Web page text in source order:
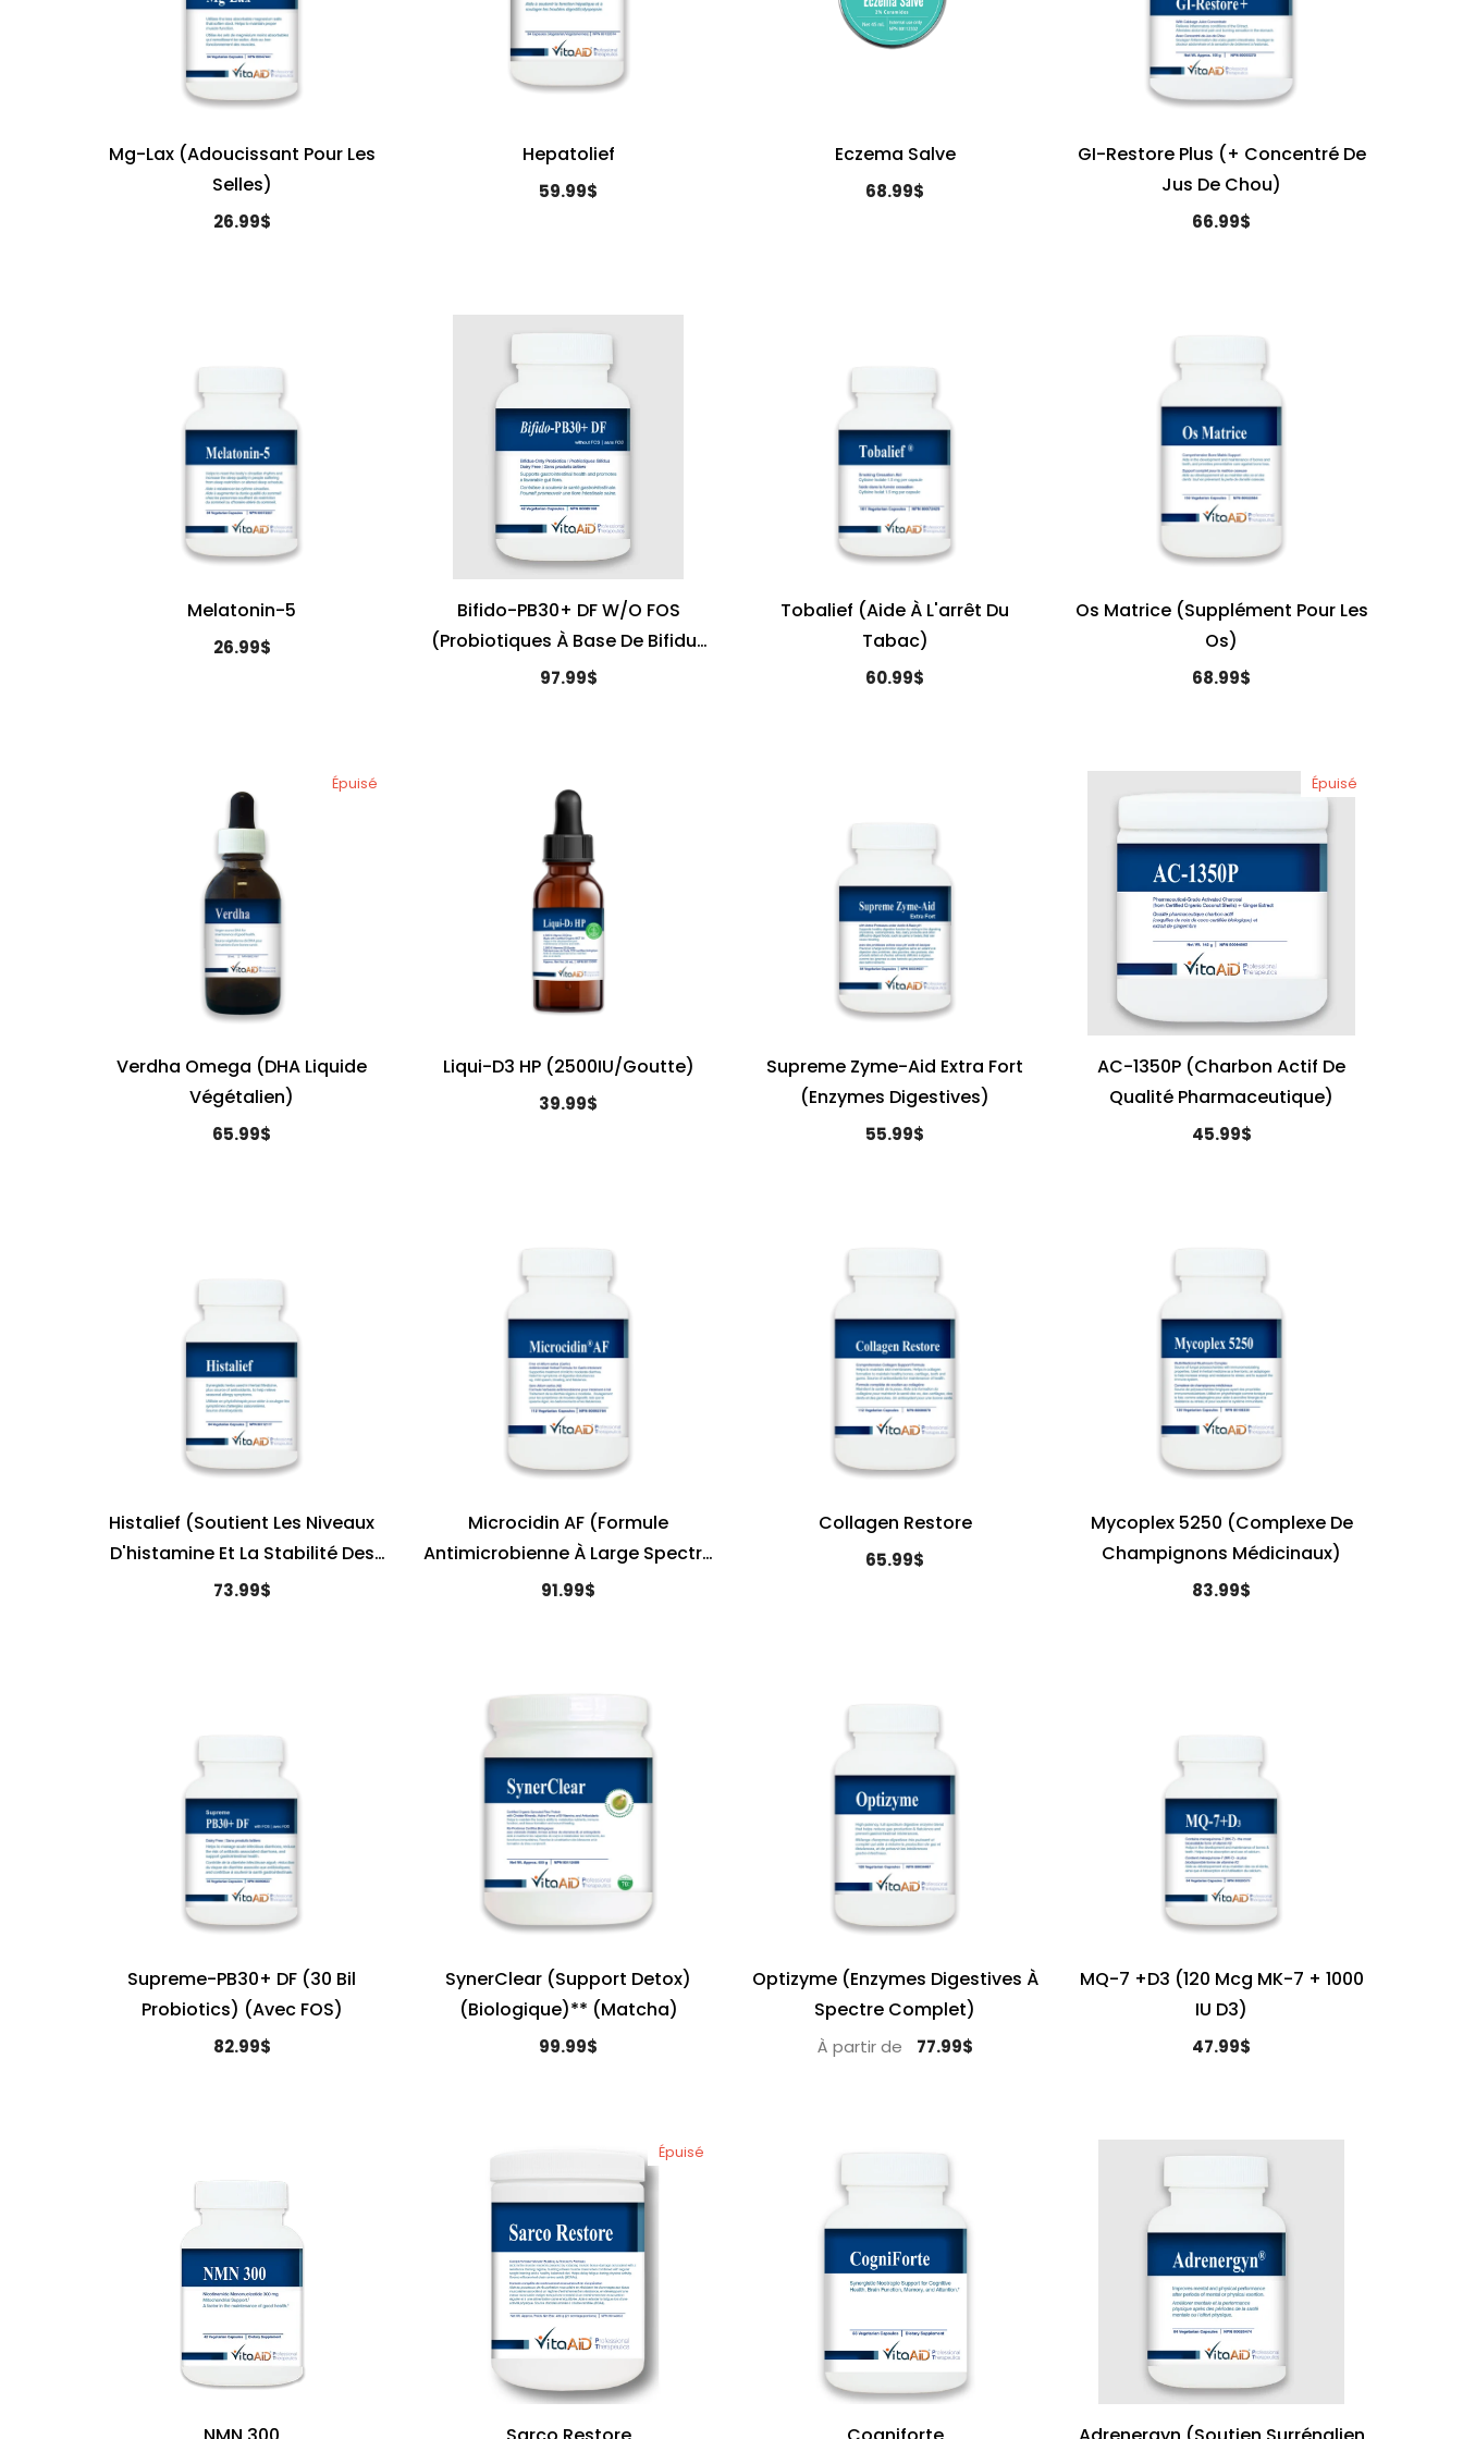
Mg-Lax (Adoucissant Pour Les
Selles)
26.99$
Hepatolief
59.99$
Eczema Salve
68.99$
GI-Restore Plus (+ Concentré De
Jus De Chou)
66.99$
Melatonin-5
26.99$
Bifido-PB30+ DF W/O FOS
(Probiotiques À Base De Bifidus
Uniquement)
97.99$
Tobalief (Aide À L'arrêt Du
Tabac)
60.99$
Os Matrice (Supplément Pour Les
Os)
68.99$
Épuisé
Verdha Omega (DHA Liquide
Végétalien)
65.99$
Liqui-D3 HP (2500IU/goutte)
39.99$
Supreme Zyme-Aid Extra Fort
(Enzymes Digestives)
55.99$
Épuisé
AC-1350P (Charbon Actif De
Qualité Pharmaceutique)
45.99$
Histalief (Soutient Les Niveaux
D'histamine Et La Stabilité Des
Mastocytes)
73.99$
Microcidin AF (Formule
Antimicrobienne À Large Spectre
"sans Allium" )
91.99$
Collagen Restore
65.99$
Mycoplex 5250 (Complexe De
Champignons Médicinaux)
83.99$
Supreme-PB30+ DF (30 Bil
Probiotics) (avec FOS)
82.99$
SynerClear (Support Detox)
(Biologique)** (Matcha)
99.99$
Optizyme (Enzymes Digestives À
Spectre Complet)
À partir de 77.99$
MQ-7 +D3 (120 Mcg MK-7 + 1000
IU D3)
47.99$
Épuisé